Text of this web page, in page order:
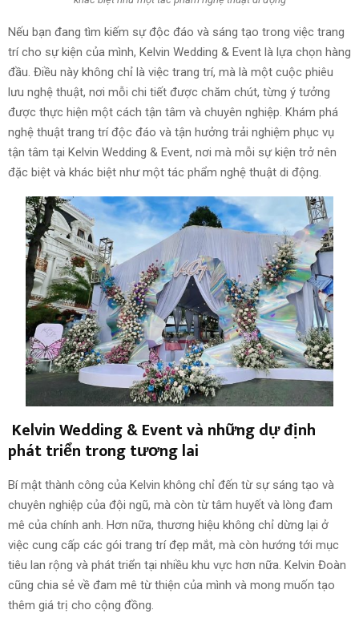
Nếu bạn đang tìm kiếm sự độc đáo và sáng tạo trong việc trang
trí cho sự kiện của mình, Kelvin Wedding & Event là lựa chọn hàng
đầu. Điều này không chỉ là việc trang trí, mà là một cuộc phiêu
lưu nghệ thuật, nơi mỗi chi tiết được chăm chút, từng ý tưởng
được thực hiện một cách tận tâm và chuyên nghiệp. Khám phá
nghệ thuật trang trí độc đáo và tận hưởng trải nghiệm phục vụ
tận tâm tại Kelvin Wedding & Event, nơi mà mỗi sự kiện trở nên
đặc biệt và khác biệt như một tác phẩm nghệ thuật di động.
Kelvin Wedding & Event và những dự định
phát triển trong tương lai
Bí mật thành công của Kelvin không chỉ đến từ sự sáng tạo và
chuyên nghiệp của đội ngũ, mà còn từ tâm huyết và lòng đam
mê của chính anh. Hơn nữa, thương hiệu không chỉ dừng lại ở
việc cung cấp các gói trang trí đẹp mắt, mà còn hướng tới mục
tiêu lan rộng và phát triển tại nhiều khu vực hơn nữa. Kelvin Đoàn
cũng chia sẻ về đam mê từ thiện của mình và mong muốn tạo
thêm giá trị cho cộng đồng.